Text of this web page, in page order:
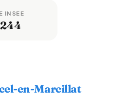
INSEE
en-Marcillat